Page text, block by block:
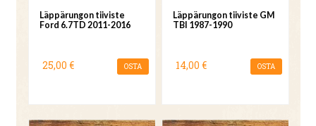
Läppärungon tiiviste
Ford 6.7TD 2011-2016
25,00 € OSTA
Läppärungon tiiviste GM
TBI 1987-1990
14,00 € OSTA